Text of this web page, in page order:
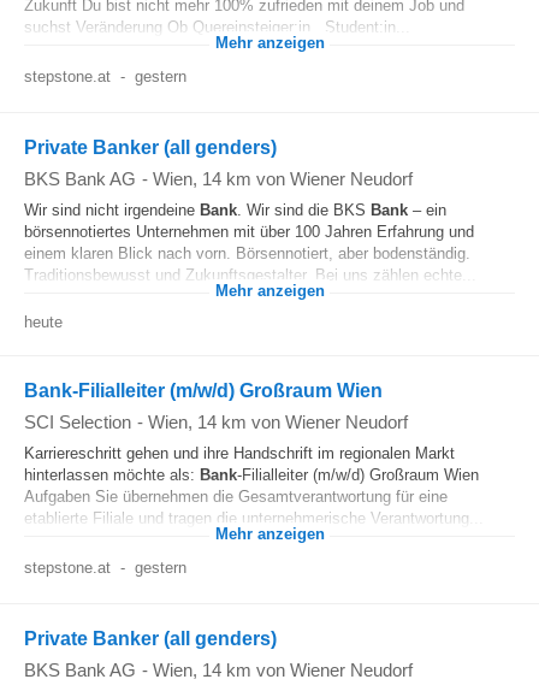
Zukunft Du bist nicht mehr 100% zufrieden mit deinem Job und
suchst Veränderung Ob Quereinsteiger:in , Student:in...
Mehr anzeigen
stepstone.at - gestern
Private Banker (all genders)
BKS Bank AG - Wien, 14 km von Wiener Neudorf
Wir sind nicht irgendeine Bank. Wir sind die BKS Bank – ein
börsennotiertes Unternehmen mit über 100 Jahren Erfahrung und
einem klaren Blick nach vorn. Börsennotiert, aber bodenständig.
Traditionsbewusst und Zukunftsgestalter. Bei uns zählen echte...
Mehr anzeigen
heute
Bank-Filialleiter (m/w/d) Großraum Wien
SCI Selection - Wien, 14 km von Wiener Neudorf
Karriereschritt gehen und ihre Handschrift im regionalen Markt
hinterlassen möchte als: Bank-Filialleiter (m/w/d) Großraum Wien
Aufgaben Sie übernehmen die Gesamtverantwortung für eine
etablierte Filiale und tragen die unternehmerische Verantwortung...
Mehr anzeigen
stepstone.at - gestern
Private Banker (all genders)
BKS Bank AG - Wien, 14 km von Wiener Neudorf